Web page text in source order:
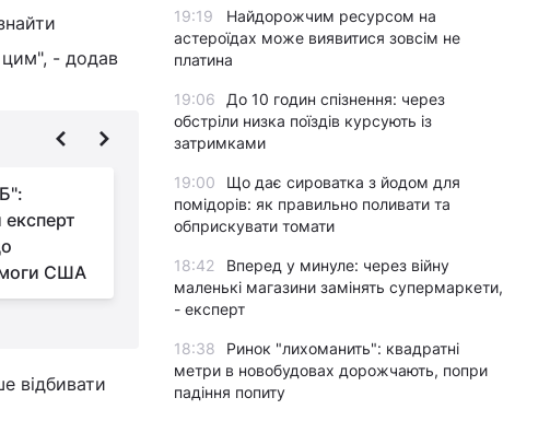
цим", - додав
експерт
США
Без допомоги США
Україна
пів року, - Le Monde
відбивати
19:19
Найдорожчим ресурсом на
астероїдах може виявитися зовсім не
платина
19:06
До 10 годин спізнення: через
обстріли низка поїздів курсують із
затримками
19:00
Що дає сироватка з йодом для
помідорів: як правильно поливати та
обприскувати томати
18:42
Вперед у минуле: через війну
маленькі магазини замінять супермаркети,
- експерт
18:38
Ринок "лихоманить": квадратні
метри в новобудовах дорожчають, попри
падіння попиту